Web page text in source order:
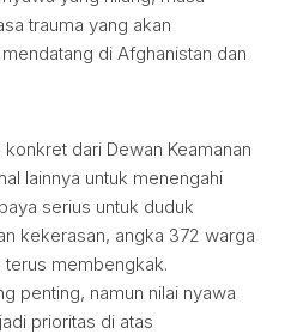
trauma yang akan
di Afghanistan dan
dari Dewan Keamanan
lainnya untuk menengahi
serius untuk duduk
kekerasan, angka 372 warga
terus membengkak.
penting, namun nilai nyawa
prioritas di atas